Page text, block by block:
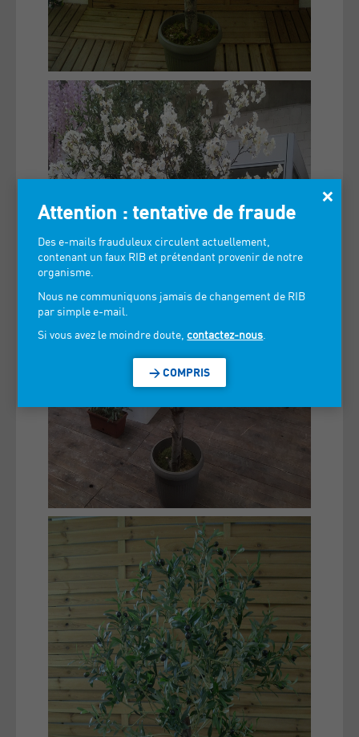
×
Attention : tentative de fraude
Des e-mails frauduleux circulent actuellement,
contenant un faux RIB et prétendant provenir de notre
organisme.
Nous ne communiquons jamais de changement de RIB
par simple e-mail.
Si vous avez le moindre doute, contactez-nous
> COMPRIS